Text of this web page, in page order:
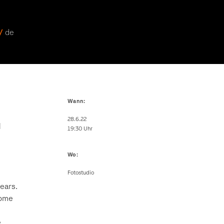
de
Wann:
28.6.22
19:30 Uhr
Wo:
Fotostudio